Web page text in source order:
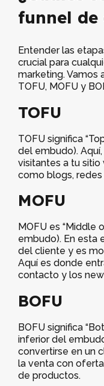
funnel de
Entender las
crucial para
marketing. Vamos
TOFU, MOFU y
TOFU
TOFU significa
del embudo).
visitantes a tu sitio
como blogs, redes
MOFU
MOFU es “Middle
embudo). En esta
del cliente y es
Aquí es donde
contacto y los
BOFU
BOFU significa
inferior del
convertirse en un
la venta con
de productos.